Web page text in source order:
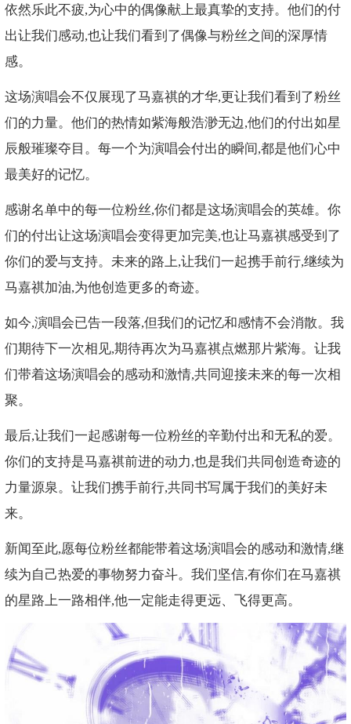
依然乐此不疲,为心中的偶像献上最真挚的支持。他们的付
出让我们感动,也让我们看到了偶像与粉丝之间的深厚情
感。
这场演唱会不仅展现了马嘉祺的才华,更让我们看到了粉丝
们的力量。他们的热情如紫海般浩渺无边,他们的付出如星
辰般璀璨夺目。每一个为演唱会付出的瞬间,都是他们心中
最美好的记忆。
感谢名单中的每一位粉丝,你们都是这场演唱会的英雄。你
们的付出让这场演唱会变得更加完美,也让马嘉祺感受到了
你们的爱与支持。未来的路上,让我们一起携手前行,继续为
马嘉祺加油,为他创造更多的奇迹。
如今,演唱会已告一段落,但我们的记忆和感情不会消散。我
们期待下一次相见,期待再次为马嘉祺点燃那片紫海。让我
们带着这场演唱会的感动和激情,共同迎接未来的每一次相
聚。
最后,让我们一起感谢每一位粉丝的辛勤付出和无私的爱。
你们的支持是马嘉祺前进的动力,也是我们共同创造奇迹的
力量源泉。让我们携手前行,共同书写属于我们的美好未
来。
新闻至此,愿每位粉丝都能带着这场演唱会的感动和激情,继
续为自己热爱的事物努力奋斗。我们坚信,有你们在马嘉祺
的星路上一路相伴,他一定能走得更远、飞得更高。